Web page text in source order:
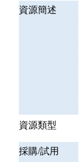
資源簡述
資源類型
採購/試用